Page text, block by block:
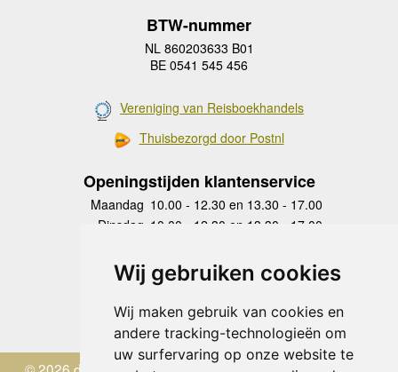
Wij gebruiken cookies
Wij maken gebruik van cookies en
andere tracking-technologieën om
uw surfervaring op onze website te
BTW-nummer
NL 860203633 B01
BE 0541 545 456
Vereniging van Reisboekhandels
Thuisbezorgd door Postnl
Openingstijden klantenservice
Maandag 10.00 - 12.30 en 13.30 - 17.00
Dinsdag 10.00 - 12.30 en 13.30 - 17.00
Donderdag
10.00 - 12.30 en 13.30 - 17.00
Vrijdag 10.00 - 12.30 en 13.30 - 17.00
Zaterdag
gesloten
Zondag gesloten